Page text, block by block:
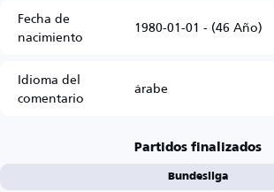
Fecha de
nacimiento 1980-01-01 - (46 Año)
Idioma del
comentario árabe
Partidos finalizados
Bundesliga